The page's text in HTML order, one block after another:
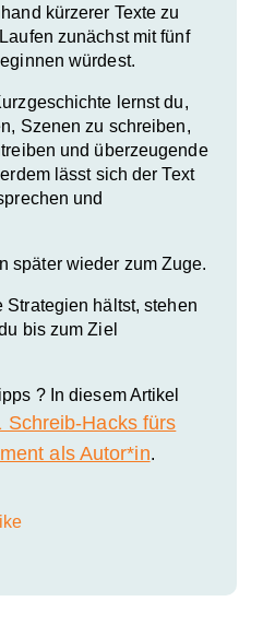
kürzerer Texte zu
zunächst mit fünf
würdest.
lernst du,
Szenen zu schreiben,
und überzeugende
lässt sich der Text
und
später wieder zum Zuge.
hältst, stehen
bis zum Ziel
? In diesem Artikel
Schreib-Hacks fürs
als Autor*in.